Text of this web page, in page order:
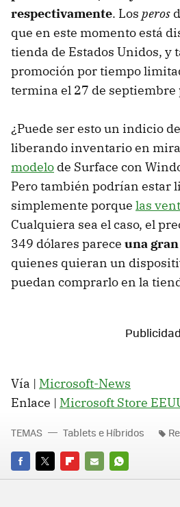
respectivamente. Los peros
que en este momento está
tienda de Estados Unidos, y
promoción por tiempo
termina el 27 de septiembre
¿Puede ser esto un indicio
liberando inventario en
modelo de Surface con
Pero también podrían estar
simplemente porque las
Cualquiera sea el caso, el
349 dólares parece una
quienes quieran un
puedan comprarlo en la
Vía | Microsoft-News
Enlace | Microsoft Store
FACEBOOK
TWITTERFLIPBOARD
E-
WHATSAPP
TEMAS Tablets e Híbridos